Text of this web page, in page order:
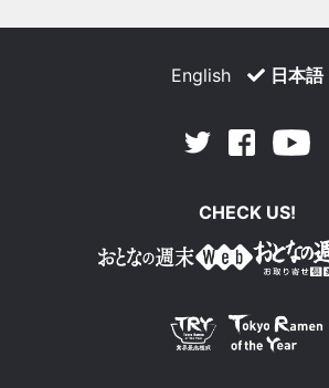
English 日本語
Twitter Facebook
CHECK US!